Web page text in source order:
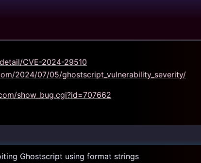
CVE-2024-29510
2024/07/05/ghostscript_vulnerability_severity/
show_bug.cgi?id=707662
Ghostscript using format strings